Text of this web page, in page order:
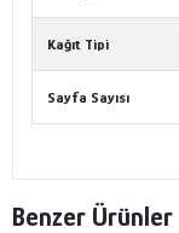
Kağıt Tipi
Sayfa Sayısı
Benzer Ürünler